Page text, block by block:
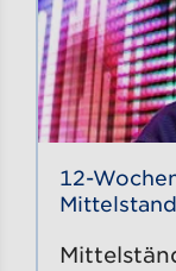
12-
Mittelstand